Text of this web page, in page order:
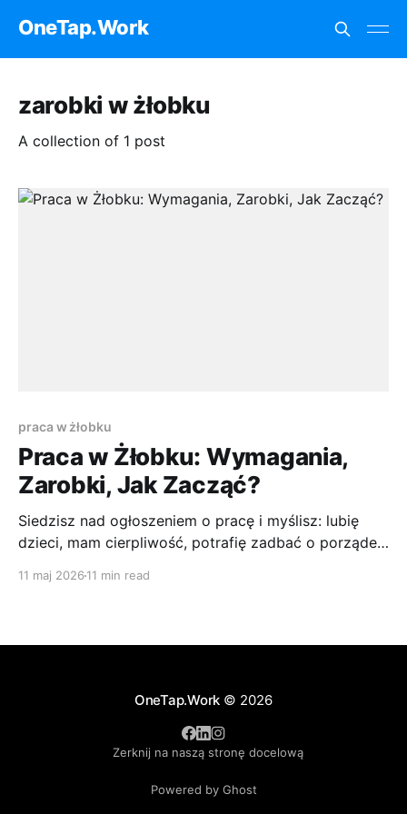
OneTap.Work
zarobki w żłobku
A collection of 1 post
praca w żłobku
Praca w Żłobku: Wymagania,
Zarobki, Jak Zacząć?
Siedzisz nad ogłoszeniem o pracę i myślisz: lubię
dzieci, mam cierpliwość, potrafię zadbać o porządek,
a nie tylko ładne wyobrażenie? To rozsądne pytanie.
11 maj 2026 11 min read
OneTap.Work © 2026
Zerknij na naszą stronę docelową
Powered by Ghost